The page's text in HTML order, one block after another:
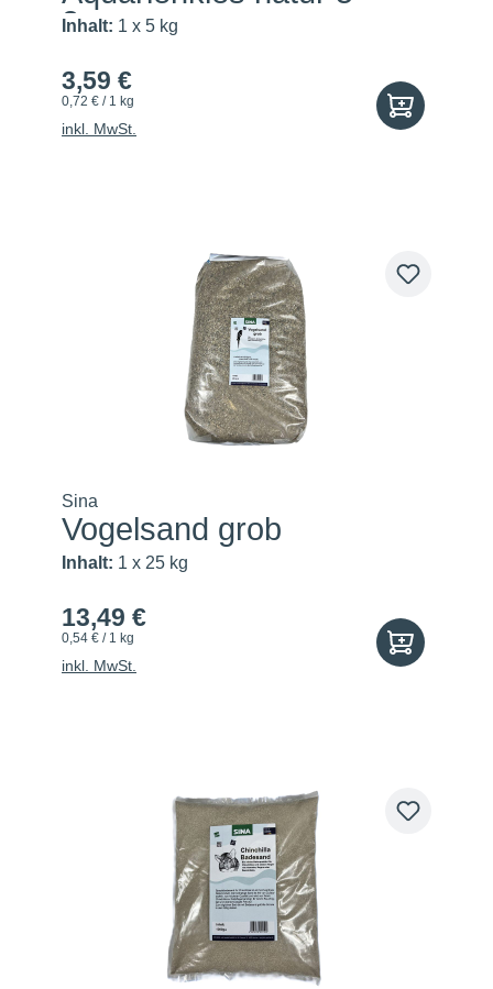
8mm
Inhalt: 1 x 5 kg
3,59 €
0,72 € / 1 kg
inkl. MwSt.
Sina
Vogelsand grob
Inhalt: 1 x 25 kg
13,49 €
0,54 € / 1 kg
inkl. MwSt.